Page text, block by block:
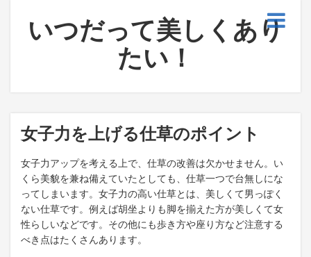
いつだって美しくあり
たい！
女子力を上げる仕草のポイント
女子力アップを考える上で、仕草の改善は欠かせません。い
くら美貌を兼ね備えていたとしても、仕草一つで台無しにな
ってしまいます。女子力の高い仕草とは、美しくて男っぽく
ない仕草です。例えば胡坐よりも脚を揃えた方が美しくて女
性らしいなどです。その他にも歩き方や座り方など注意する
べき点はたくさんあります。